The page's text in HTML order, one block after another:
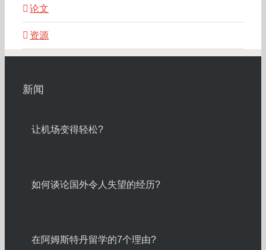
论文
资源
新闻
让机场变得轻松?
如何谈论国外令人失望的经历?
在阿姆斯特丹留学的7个理由?